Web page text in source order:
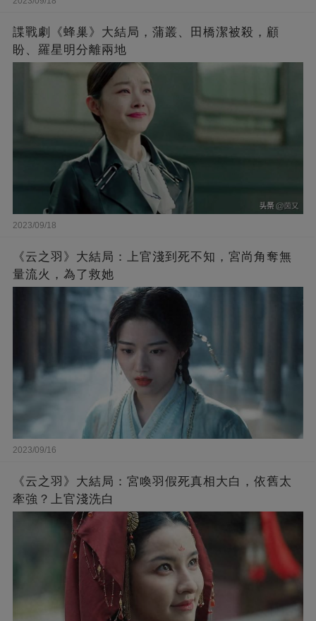
諜戰劇《蜂巢》大結局，蒲叢、田橋潔被殺，顧
盼、羅星明分離兩地
2023/09/18
《云之羽》大結局：上官淺到死不知，宮尚角奪無
量流火，為了救她
2023/09/16
《云之羽》大結局：宮喚羽假死真相大白，依舊太
牽強？上官淺洗白